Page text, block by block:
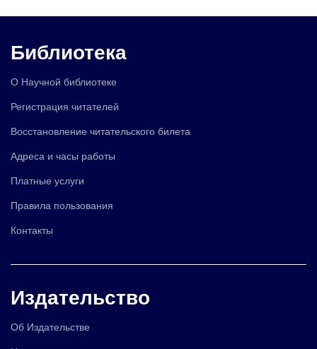
Библиотека
О Научной библиотеке
Регистрация читателей
Восстановление читательского билета
Адреса и часы работы
Платные услуги
Правила пользования
Контакты
Издательство
Об Издательстве